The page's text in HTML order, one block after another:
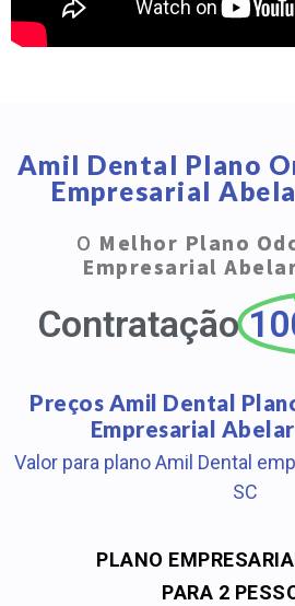
Amil Dental Plano
Empresarial
O Melhor Plano
Empresarial
Contratação
Preços Amil Dental
Empresarial
Valor para plano Amil Dental
SC
PLANO
PARA 2